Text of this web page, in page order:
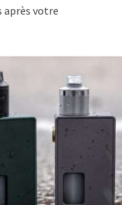
après votre